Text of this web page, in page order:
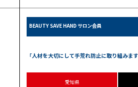
BEAUTY SAVE HAND サロン会員
「人材を大切にして手荒れ防止に取り組みます
愛知県